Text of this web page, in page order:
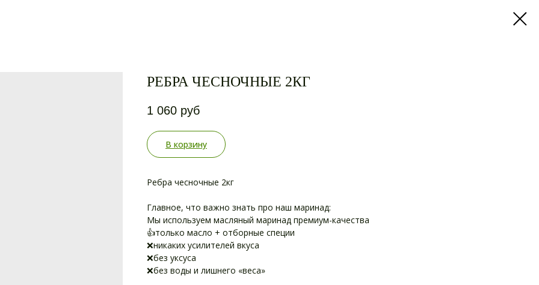
РЕБРА ЧЕСНОЧНЫЕ 2КГ
1 060 руб
В корзину
Ребра чесночные 2кг
Главное, что важно знать про наш маринад:
Мы используем масляный маринад премиум-качества
👍только масло + отборные специи
❌никаких усилителей вкуса
❌без уксуса
❌без воды и лишнего «веса»